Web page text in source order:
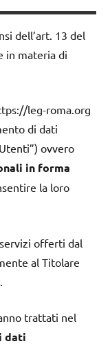
dell’art. 13 del
in materia di
leg-roma.org
di dati
ovvero
in forma
la loro
offerti dal
al Titolare
trattati nel
dati